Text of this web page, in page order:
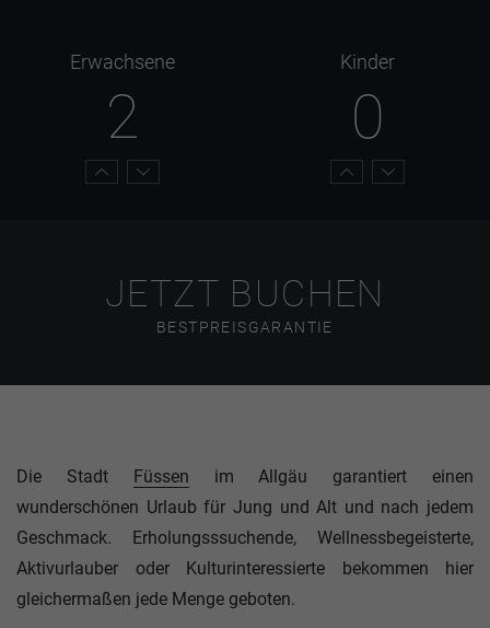
Erwachsene
2
Kinder
0
JETZT BUCHEN
BESTPREISGARANTIE
Die Stadt Füssen im Allgäu garantiert einen
wunderschönen Urlaub für Jung und Alt und nach jedem
Geschmack. Erholungsssuchende, Wellnessbegeisterte,
Aktivurlauber oder Kulturinteressierte bekommen hier
gleichermaßen jede Menge geboten.